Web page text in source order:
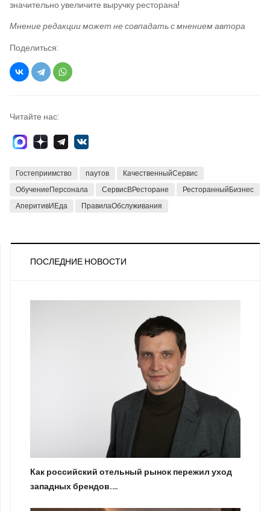
значительно увеличите выручку ресторана!
Мнение редакции может не совпадать с мнением автора
Поделиться:
Читайте нас:
Гостеприимство паутов
КачественныйСервис
ОбучениеПерсонала
СервисВРесторане
РесторанныйБизнес
АперитивИЕда
ПравилаОбслуживания
ПОСЛЕДНИЕ НОВОСТИ
Как российский отельный рынок пережил уход
западных брендов.…